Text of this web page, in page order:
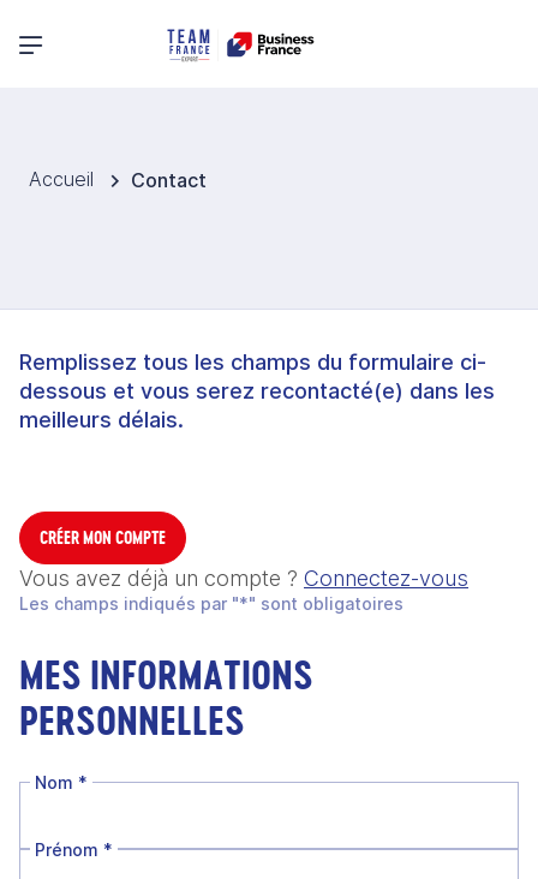
Menu principal
Accueil Contact
Remplissez tous les champs du formulaire ci-
dessous et vous serez recontacté(e) dans les
meilleurs délais.
CRÉER MON COMPTE
Vous avez déjà un compte ? Connectez-vous
Les champs indiqués par "*" sont obligatoires
MES INFORMATIONS
PERSONNELLES
Nom *
Prénom *